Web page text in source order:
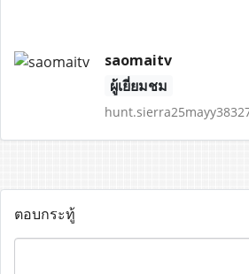
saomaitv
ผู้เยี่ยมชม
ตอบกระทู้